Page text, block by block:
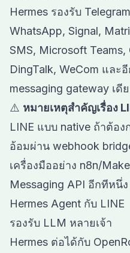
Hermes รองรับ
WhatsApp, Signal,
SMS, Microsoft Teams,
DingTalk, WeCom แล
messaging gateway เดี
⚠️ หมายเหตุสำคัญเรื่อง
LINE แบบ native ถ้าต้อ
อ้อมผ่าน webhook
เครื่องมืออย่าง n8n/
Messaging API อีกทีหนึ่
Hermes Agent กับ LINE
รองรับ LLM หลายเจ้า
Hermes ต่อได้กับ